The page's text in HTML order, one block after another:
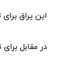
این یراق
در مقابل